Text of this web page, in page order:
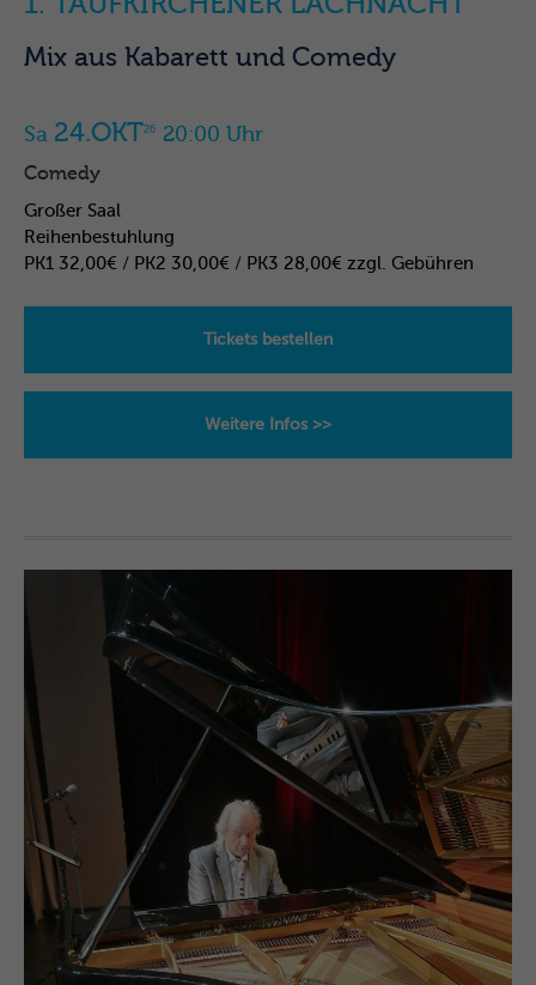
Mix aus Kabarett und Comedy
Sa 24.OKT26 20:00 Uhr
Comedy
Großer Saal
Reihenbestuhlung
PK1 32,00€ / PK2 30,00€ / PK3 28,00€ zzgl. Gebühren
Tickets bestellen
Weitere Infos >>